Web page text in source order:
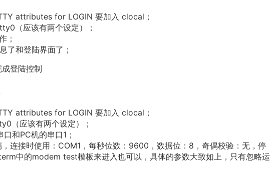
attributes for LOGIN 要加入 clocal；
（应该有两个设定）；
；
了和登陆界面了；
登陆控制
attributes for LOGIN 要加入 clocal；
（应该有两个设定）；
和PC机的串口1；
连接时使用：COM1，每秒位数：9600，数据位：8，奇偶校验：无，停
中的modem test模板来进入也可以，具体的参数大致如上，只有忽略运